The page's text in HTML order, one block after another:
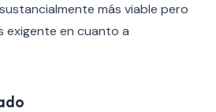
más viable pero
exigente en cuanto a